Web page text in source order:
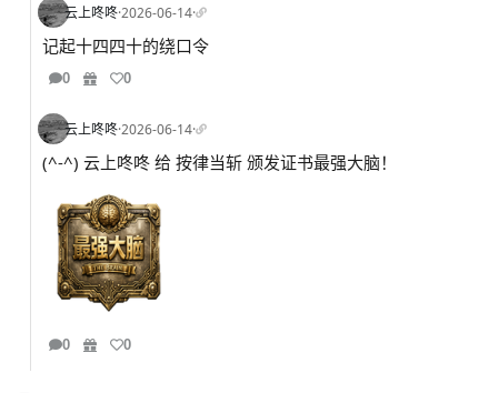
云上咚咚·2026-06-14·
记起十四四十的绕口令
0 0
云上咚咚·2026-06-14·
(^-^) 云上咚咚 给 按律当斩 颁发证书最强大脑！
0 0